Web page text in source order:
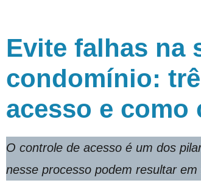
Evite falhas na
condomínio:
acesso e
O controle de acesso é um dos
nesse processo podem resultar